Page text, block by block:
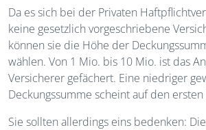
Da es sich bei der Privaten
keine gesetzlich vorgeschriebene
können sie die Höhe der
wählen. Von 1 Mio. bis 10 Mio. ist das
Versicherer gefächert. Eine niedriger
Deckungssumme scheint auf den
Sie sollten allerdings eins bedenken: